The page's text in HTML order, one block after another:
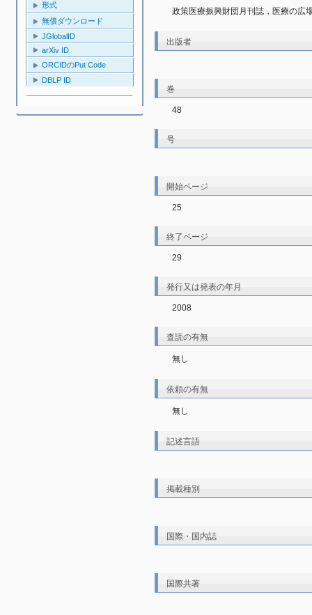
形式
無償ダウンロード
JGlobalID
arXiv ID
ORCIDのPut Code
DBLP ID
政策医療振興財団月刊誌，医療の広
出版者
巻
48
号
開始ページ
25
終了ページ
29
発行又は発表の年月
2008
査読の有無
無し
依頼の有無
無し
記述言語
掲載種別
国際・国内誌
国際共著